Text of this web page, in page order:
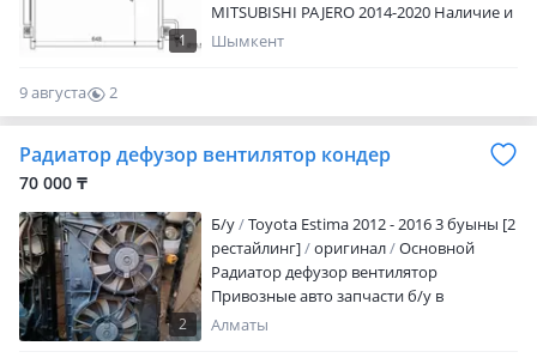
1
MITSUBISHI PAJERO 2014-2020 Наличие и
актуальную цену уточняйте у
Шымкент
9 августа
2
0
Радиатор дефузор вентилятор кондер
70 000 ₸
2
Б/y
Toyota Estima 2012 - 2016 3 буыны [2
рестайлинг]
оригинал
Основной
Радиатор дефузор вентилятор
Привозные авто запчасти б/у в
оригинале Есть доставка по городу
Алматы